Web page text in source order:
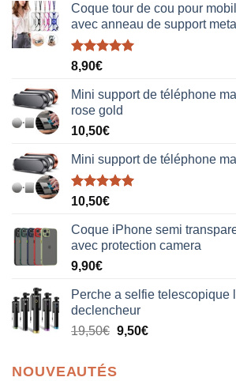
Coque tour de cou pour
avec anneau de support
Note5.00
sur 5
8,90€
Mini support de téléphone
rose gold
10,50€
Mini support de téléphone
Note5.00
sur 5
10,50€
Coque iPhone semi
avec protection camera
9,90€
Perche a selfie telescopique
declencheur
19,50€ 9,50€
NOUVEAUTÉS